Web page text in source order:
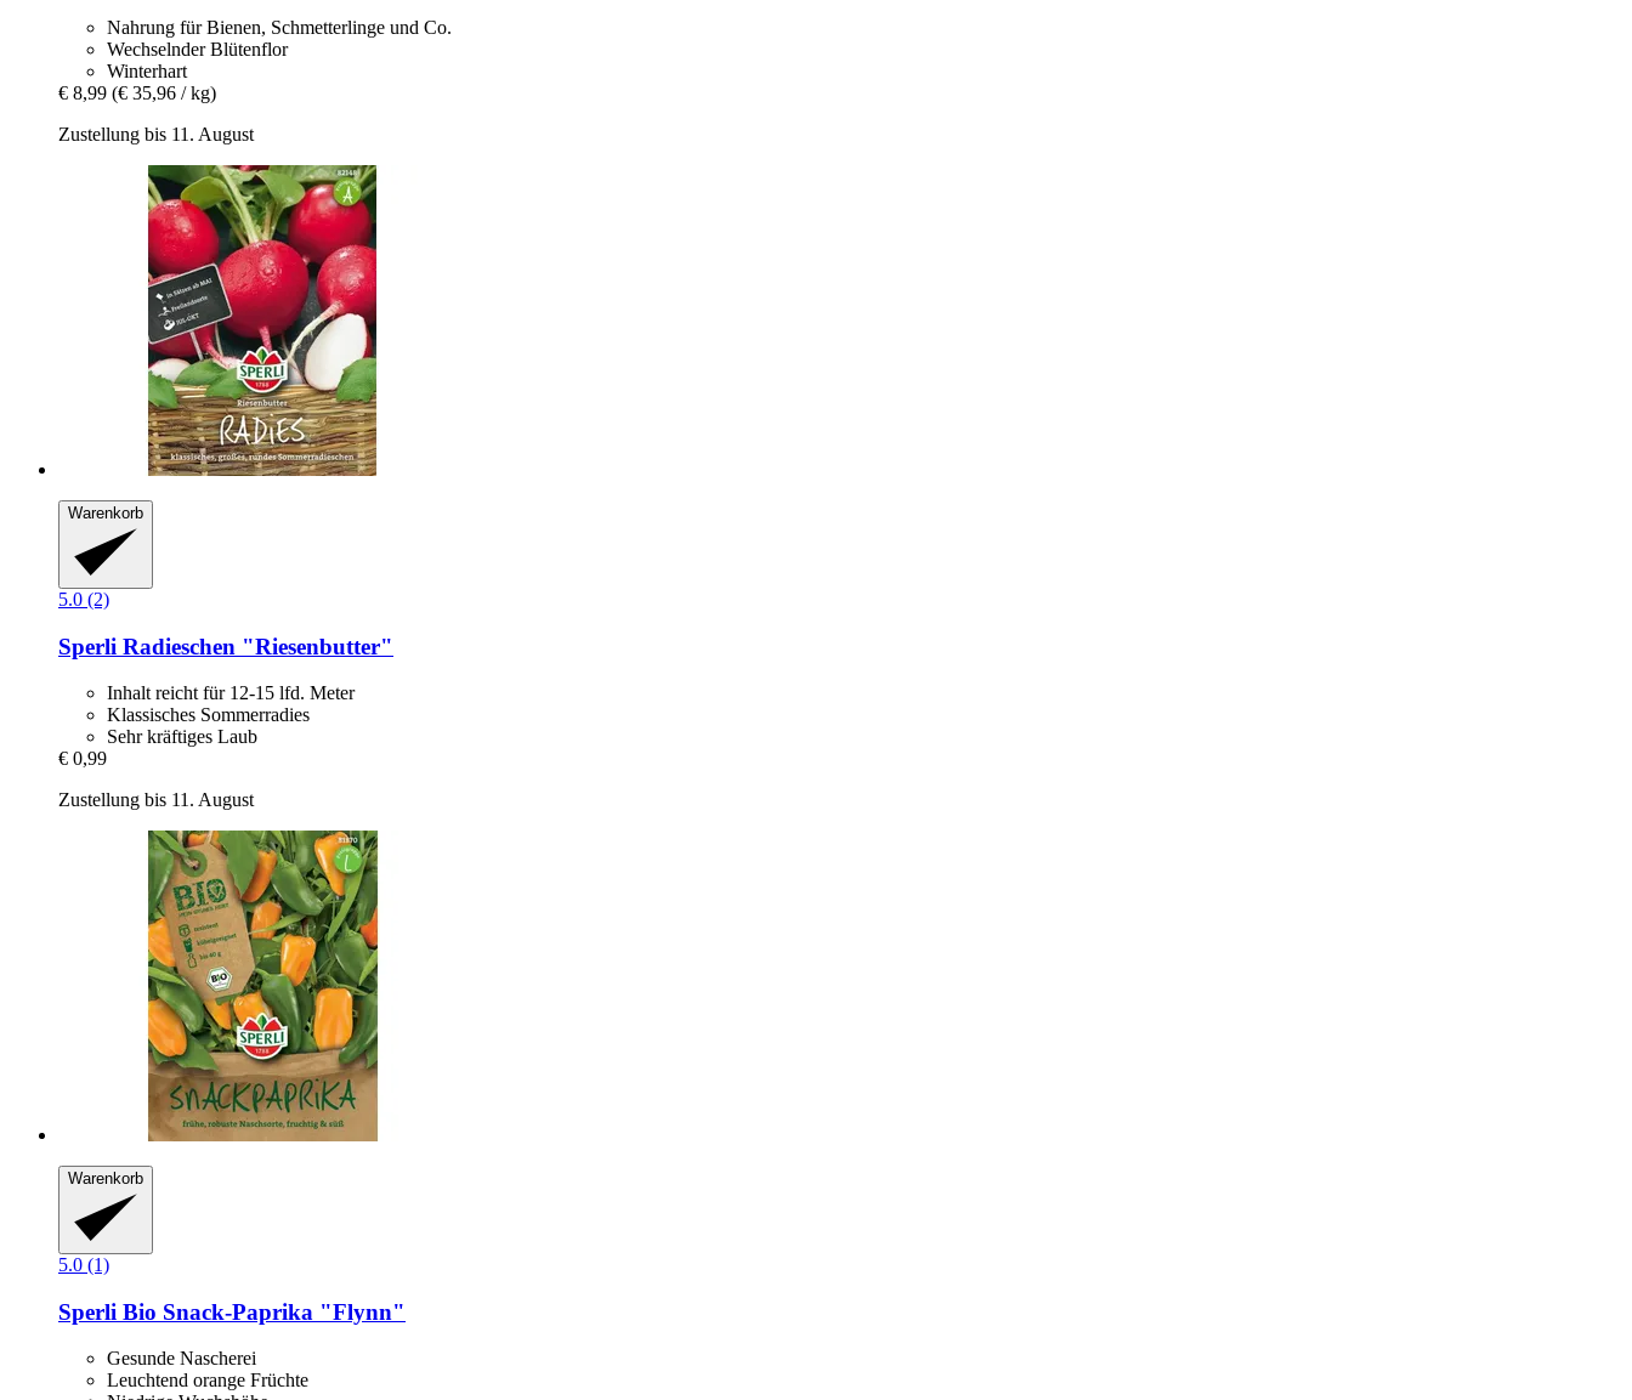
Nahrung für Bienen, Schmetterlinge und Co.
Wechselnder Blütenflor
Winterhart
€ 8,99 (€ 35,96 / kg)
Zustellung bis 11. August
Warenkorb
5.0 (2)
Sperli Radieschen "Riesenbutter"
Inhalt reicht für 12-15 lfd. Meter
Klassisches Sommerradies
Sehr kräftiges Laub
€ 0,99
Zustellung bis 11. August
Warenkorb
5.0 (1)
Sperli Bio Snack-​Paprika "Flynn"
Gesunde Nascherei
Leuchtend orange Früchte